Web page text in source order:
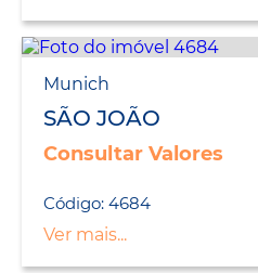
Munich
SÃO JOÃO
Consultar Valores
Código: 4684
Ver mais...